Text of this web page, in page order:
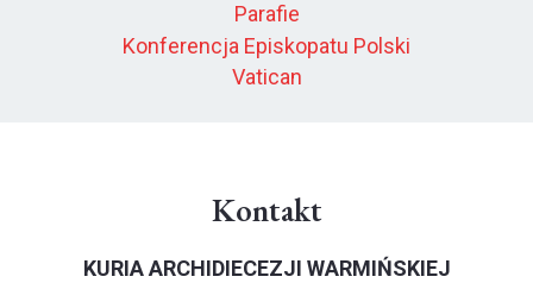
Parafie
Konferencja Episkopatu Polski
Vatican
Kontakt
KURIA ARCHIDIECEZJI WARMIŃSKIEJ